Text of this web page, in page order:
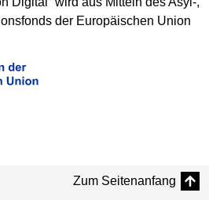
der Europäischen Union
Zum Seitenanfang